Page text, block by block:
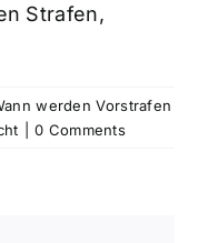
Strafen,
werden Vorstrafen
0 Comments